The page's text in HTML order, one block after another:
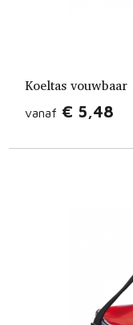
Koeltas vouwbaar
vanaf € 5,48